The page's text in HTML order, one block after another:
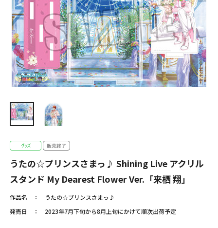
うたの☆プリンスさまっ♪ Shining Live アクリル
スタンド My Dearest Flower Ver.「来栖 翔」
作品名
うたの☆プリンスさまっ♪
発売日
2023年7月下旬から8月上旬にかけて順次出荷予定